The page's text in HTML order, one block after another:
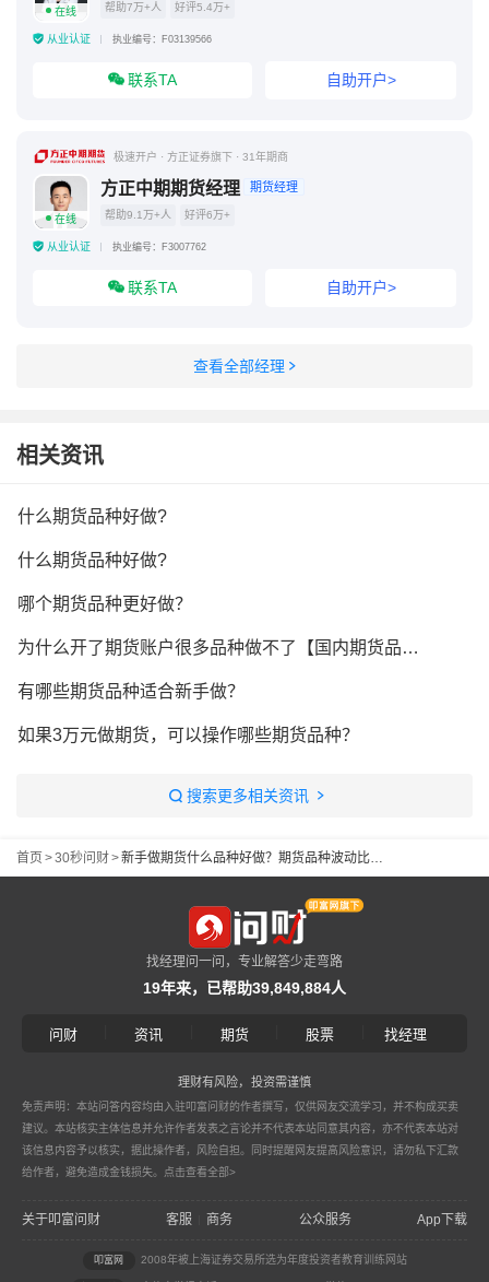
在线 帮助7万+人 好评5.4万+
从业认证 执业编号：F03139566
联系TA 自助开户>
极速开户 · 方正证券旗下 · 31年期商
在线
方正中期期货经理 期货经理
帮助9.1万+人 好评6万+
从业认证 执业编号：F3007762
联系TA 自助开户>
查看全部经理
相关资讯
什么期货品种好做?
什么期货品种好做?
哪个期货品种更好做？
为什么开了期货账户很多品种做不了【国内期货品种哪些需要特殊开通】
有哪些期货品种适合新手做？
如果3万元做期货，可以操作哪些期货品种？
搜索更多相关资讯
首页 >30秒问财> 新手做期货什么品种好做？期货品种波动比较小的都有哪些品种？
找经理问一问，专业解答少走弯路
19年来，已帮助39,849,884人
问财 资讯 期货 股票 找经理
理财有风险，投资需谨慎
免责声明：本站问答内容均由入驻叩富问财的作者撰写，仅供网友交流学习，并不构成买卖
建议。本站核实主体信息并允许作者发表之言论并不代表本站同意其内容，亦不代表本站对
该信息内容予以核实，据此操作者，风险自担。同时提醒网友提高风险意识，请勿私下汇款
给作者，避免造成金钱损失。 点击查看全部>
关于叩富问财 客服 商务 公众服务 App下载
叩富网 2008年被上海证券交易所选为年度投资者教育训练网站